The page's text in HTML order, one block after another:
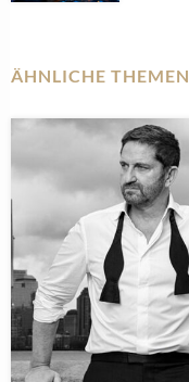
ÄHNLICHE THEMEN